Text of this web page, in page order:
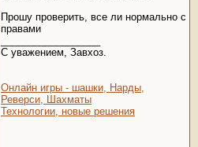
Прошу проверить, все ли нормально с
правами
C уважением, Завхоз.
Онлайн игры - шашки, Нарды,
Реверси, Шахматы
Технологии, новые решения